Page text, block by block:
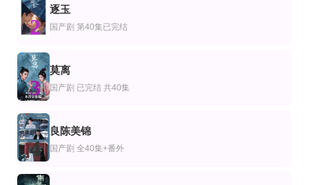
全集
重生山野，我把山货卖爆了
更新至第25集
一剑镇神州国语
完结
贴错门神粤语版
第10集完结
大哥大姐没出息第二季
莫莉·香侬,Samantha Browne-Walters,Gage Banister
全集
锦绣如茵
闻至承＆查祎琛
已完结
咒怨：诅咒之家
荒川良良,黑岛结菜,里里佳,长村航希,高桥真唯,井之胁海,郑龙进,松浦祐也,土村
已完结 共6集
爱恨两边缘第二季
鲁丝·内伽,艾丹·吉伦,罗伯特·席安
全集
神瞳觉醒：卖药也能成大佬
王嘉皓＆方璇＆沧霆
第17集已完结
执笔为劫
夏小树 萧景琰
更新至03集
全集
第7集完结
2
逐玉
国产剧 第40集已完结
3
莫离
国产剧 已完结 共40集
4
良陈美锦
国产剧 全40集+番外